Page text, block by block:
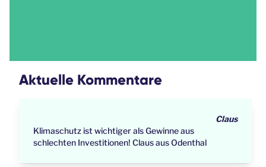
Aktuelle Kommentare
Claus
Klimaschutz ist wichtiger als Gewinne aus
schlechten Investitionen! Claus aus Odenthal